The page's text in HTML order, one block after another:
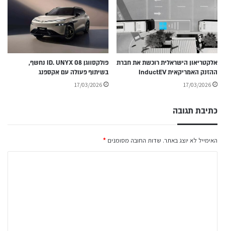
אלקטריאון הישראלית רוכשת את חברת
ההזנק האמריקאית InductEV
17/03/2026
פולקסווגן ID. UNYX 08 נחשף,
בשיתוף פעולה עם אקספנג
17/03/2026
כתיבת תגובה
האימייל לא יוצג באתר. שדות החובה מסומנים *